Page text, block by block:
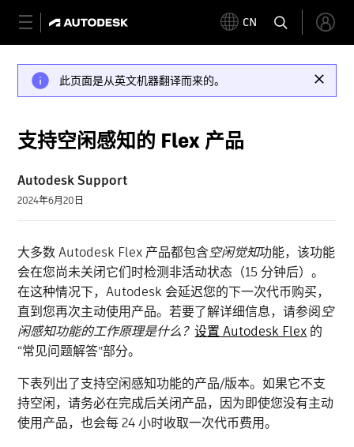
CN
此页面是从英文机器翻译而来的。
支持空闲感知的 Flex 产品
Autodesk Support
2024年6月20日
大多数 Autodesk Flex 产品都包含空闲觉知功能，该功能
会在您尚未关闭它们时检测非活动状态（15 分钟后）。
在这种情况下，Autodesk 会延迟您的下一次代币购买，
直到您再次主动使用产品。若要了解详细信息，请参阅空
闲感知功能的工作原理是什么？设置 Autodesk Flex 的
“常见问题解答”部分。
下表列出了支持空闲感知功能的产品/版本。如果它不支
持空闲，请务必在完成后关闭产品，因为即使您没有主动
使用产品，也会每 24 小时收取一次代币费用。